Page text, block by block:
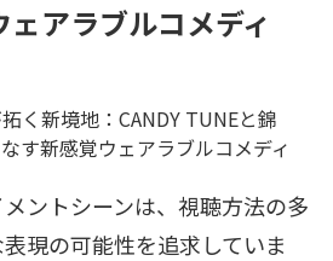
アラブルコメディ
ントシーンは、視聴方法の多
現の可能性を追求していま